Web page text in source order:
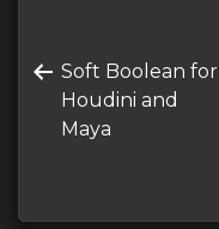
по
записям
Предыдущая
запись
Soft Boolean for
Houdini and
Maya